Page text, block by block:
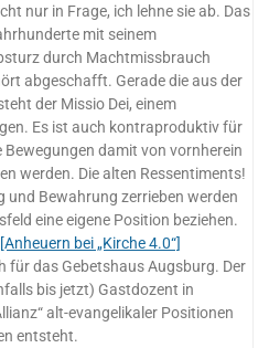
nur in Frage, ich lehne sie ab. Das
mit seinem
durch Machtmissbrauch
abgeschafft. Gerade die aus der
der Missio Dei, einem
Es ist auch kontraproduktiv für
Bewegungen damit von vornherein
werden. Die alten Ressentiments!
und Bewahrung zerrieben werden
eine eigene Position beziehen.
[Anheuern bei „Kirche 4.0“]
für das Gebetshaus Augsburg. Der
bis jetzt) Gastdozent in
alt-evangelikaler Positionen
entsteht.